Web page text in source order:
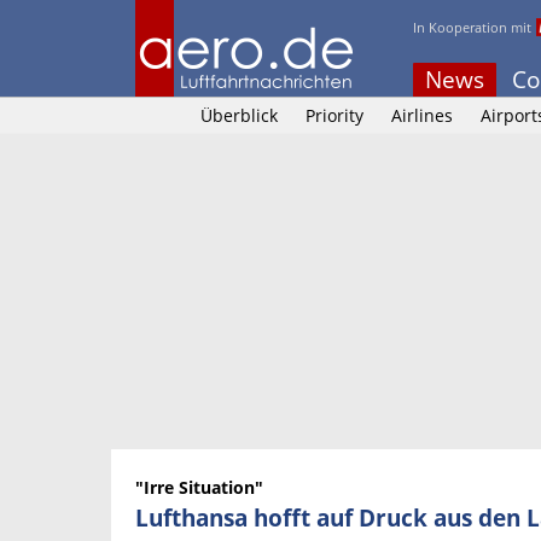
In Kooperation mit
News
Überblick Priority Airlines
"Irre Situation"
Lufthansa hofft auf Druck aus den